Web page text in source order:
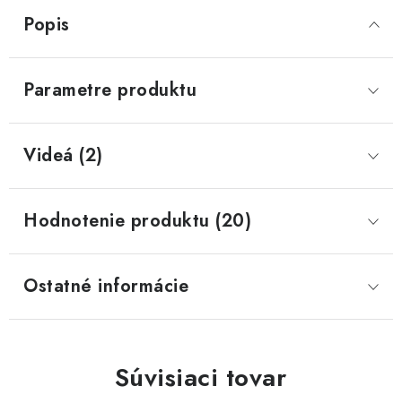
Popis
Parametre produktu
Videá (2)
Hodnotenie produktu (20)
Ostatné informácie
Súvisiaci tovar